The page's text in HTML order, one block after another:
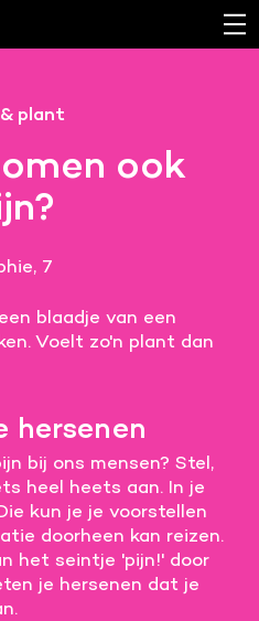
plant
ook
7
blaadje van een
Voelt zo'n plant dan
hersenen
bij ons mensen? Stel,
heel heets aan. In je
kun je je voorstellen
doorheen kan reizen.
het seintje 'pijn!' door
je hersenen dat je
laten werken.
externe bronnen te
van cookies. Pas hier